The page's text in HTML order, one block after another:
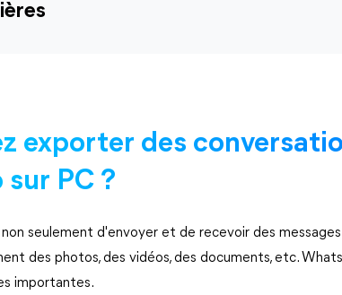
exporter des
PC ?
seulement d'envoyer et de recevoir des
des photos, des vidéos, des documents, etc.
importantes.